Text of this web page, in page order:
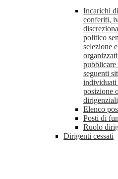
Incarichi
conferiti,
politico
selezione
pubblicare
seguenti
individuati
posizione
Elenco
Posti di
Ruolo
Dirigenti cessati